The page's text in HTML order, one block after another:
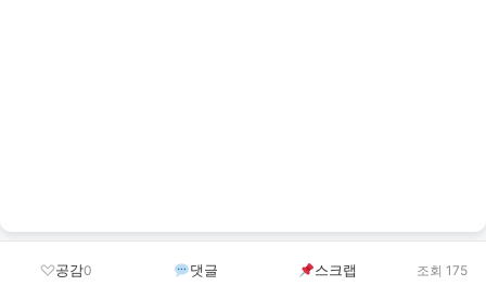
공감0 댓글 스크랩 조회 175